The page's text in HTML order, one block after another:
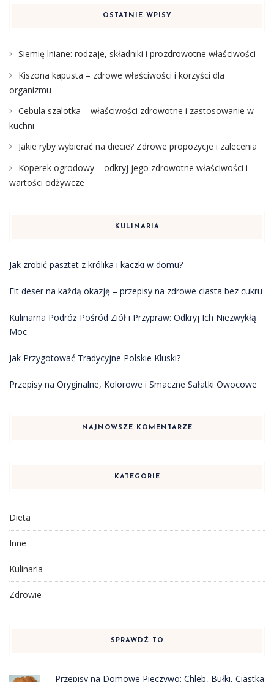
OSTATNIE WPISY
Siemię lniane: rodzaje, składniki i prozdrowotne właściwości
Kiszona kapusta – zdrowe właściwości i korzyści dla
organizmu
Cebula szalotka – właściwości zdrowotne i zastosowanie w
kuchni
Jakie ryby wybierać na diecie? Zdrowe propozycje i zalecenia
Koperek ogrodowy – odkryj jego zdrowotne właściwości i
wartości odżywcze
KULINARIA
Jak zrobić pasztet z królika i kaczki w domu?
Fit deser na każdą okazję – przepisy na zdrowe ciasta bez cukru
Kulinarna Podróż Pośród Ziół i Przypraw: Odkryj Ich Niezwykłą
Moc
Jak Przygotować Tradycyjne Polskie Kluski?
Przepisy na Oryginalne, Kolorowe i Smaczne Sałatki Owocowe
NAJNOWSZE KOMENTARZE
KATEGORIE
Dieta
Inne
Kulinaria
Zdrowie
SPRAWDŹ TO
Przepisy na Domowe Pieczywo: Chleb, Bułki, Ciastka